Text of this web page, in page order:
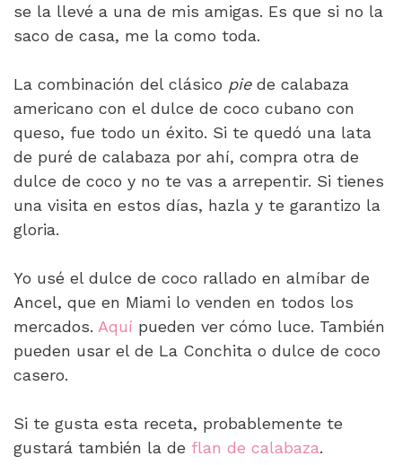
se la llevé a una de mis amigas. Es que si no la
saco de casa, me la como toda.
La combinación del clásico piede calabaza
americano con el dulce de coco cubano con
queso, fue todo un éxito. Si te quedó una lata
de puré de calabaza por ahí, compra otra de
dulce de coco y no te vas a arrepentir. Si tienes
una visita en estos días, hazla y te garantizo la
gloria.
Yo usé el dulce de coco rallado en almíbar de
Ancel, que en Miami lo venden en todos los
mercados. Aquí pueden ver cómo luce. También
pueden usar el de La Conchita o dulce de coco
casero.
Si te gusta esta receta, probablemente te
gustará también la de flan de calabaza.